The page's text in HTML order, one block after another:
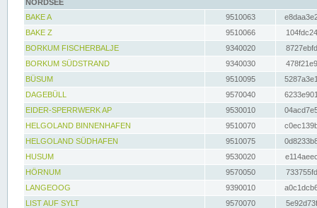
NORDSEE
BAKE A
9510063
BAKE Z
9510066
BORKUM FISCHERBALJE
9340020
BORKUM SÜDSTRAND
9340030
BÜSUM
9510095
DAGEBÜLL
9570040
EIDER-SPERRWERK AP
9530010
HELGOLAND BINNENHAFEN
9510070
HELGOLAND SÜDHAFEN
9510075
HUSUM
9530020
HÖRNUM
9570050
LANGEOOG
9390010
LIST AUF SYLT
9570070